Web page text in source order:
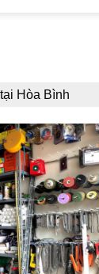
Hòa Bình